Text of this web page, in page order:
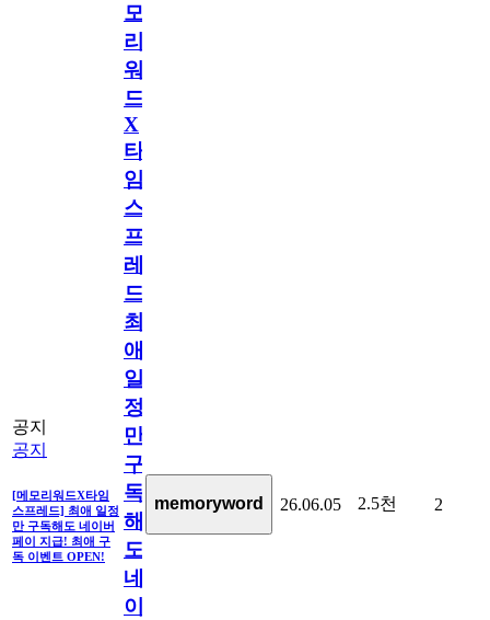
공지
공지
[메모리워드X타임
스프레드] 최애 일정
만 구독해도 네이버
페이 지급! 최애 구
독 이벤트 OPEN!
모
리
워
드
X
타
임
스
프
레
드]
최
애
일
정
만
구
독
해
도
네
이
memoryword 26.06.05 2.5천 2